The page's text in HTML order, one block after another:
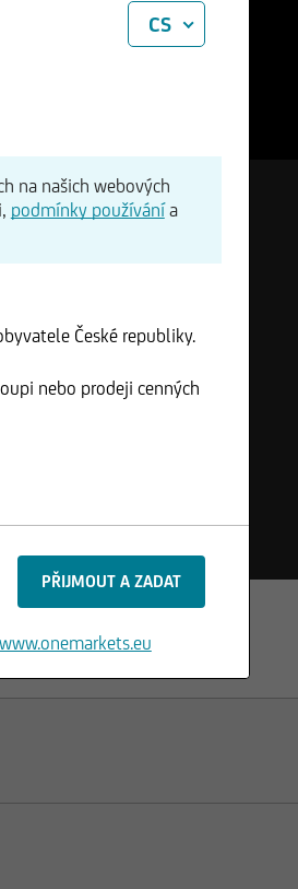
CS
na našich webových
podmínky používánía
České republiky.
nebo prodeji cenných
www.onemarkets.eu